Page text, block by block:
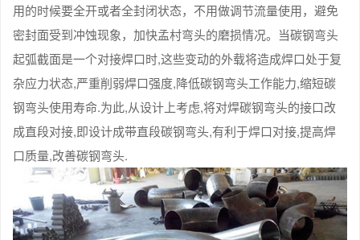
用的时候要全开或者全封闭状态，不用做调节流量使用，避免
密封面受到冲蚀现象，加快孟村弯头的磨损情况。当碳钢弯头
起弧截面是一个对接焊口时,这些变动的外载将造成焊口处于复
杂应力状态,严重削弱焊口强度,降低碳钢弯头工作能力,缩短碳
钢弯头使用寿命.为此,从设计上考虑,将对焊碳钢弯头的接口改
成直段对接,即设计成带直段碳钢弯头,有利于焊口对接,提高焊
口质量,改善碳钢弯头.